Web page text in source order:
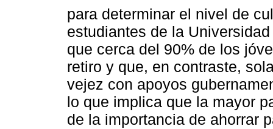
para determinar el nivel de
estudiantes de la
que cerca del 90% de los
retiro y que, en contraste,
vejez con apoyos
lo que implica que la mayor
de la importancia de ahorrar